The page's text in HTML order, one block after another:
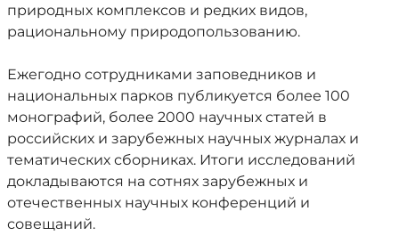
природных комплексов и редких видов,
рациональному природопользованию.
Ежегодно сотрудниками заповедников и
национальных парков публикуется более 100
монографий, более 2000 научных статей в
российских и зарубежных научных журналах и
тематических сборниках. Итоги исследований
докладываются на сотнях зарубежных и
отечественных научных конференций и
совещаний.